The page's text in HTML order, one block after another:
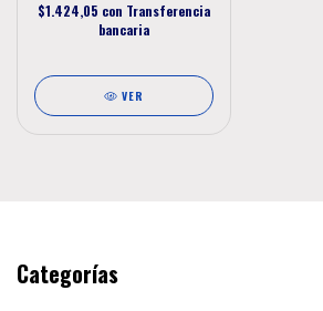
$1.424,05 con Transferencia
bancaria
VER
Categorías